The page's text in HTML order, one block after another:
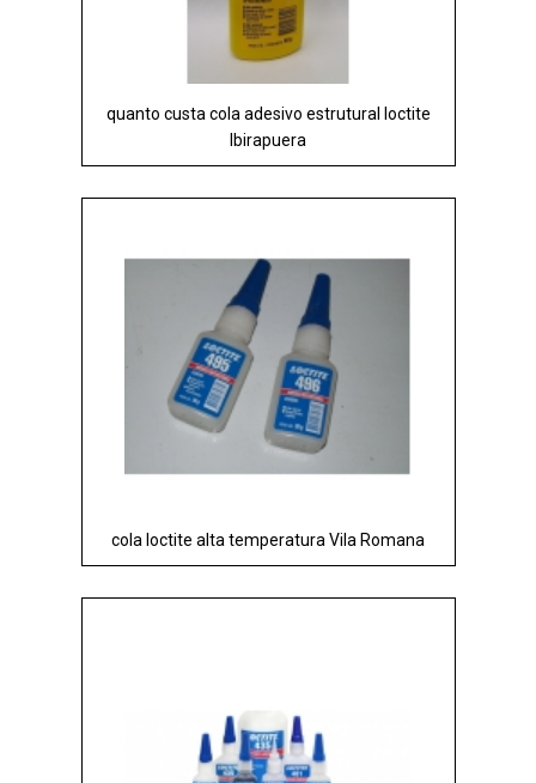
quanto custa cola adesivo estrutural loctite
Ibirapuera
cola loctite alta temperatura Vila Romana